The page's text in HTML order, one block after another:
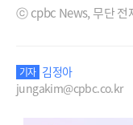
ⓒ cpbc News, 무단 전
기자 김정아
jungakim@cpbc.co.kr